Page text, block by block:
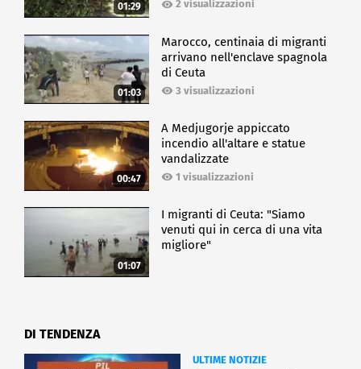
01:29 2 visualizzazioni
01:03
Marocco, centinaia di migranti
arrivano nell'enclave spagnola
di Ceuta
3 visualizzazioni
00:47
A Medjugorje appiccato
incendio all'altare e statue
vandalizzate
1 visualizzazioni
01:07
I migranti di Ceuta: "Siamo
venuti qui in cerca di una vita
migliore"
DI TENDENZA
ULTIME NOTIZIE